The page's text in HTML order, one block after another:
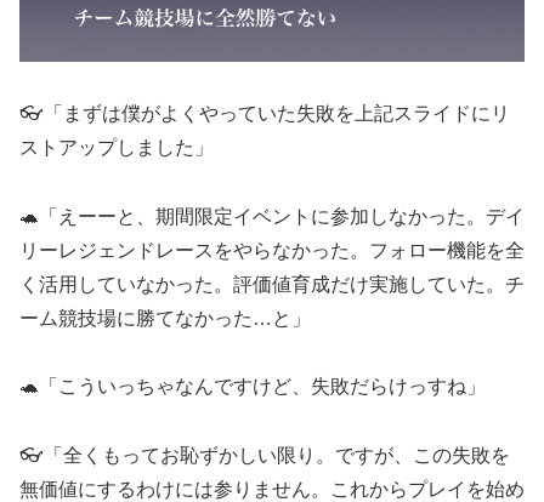
👓「まずは僕がよくやっていた失敗を上記スライドにリ
ストアップしました」
🐢「えーーと、期間限定イベントに参加しなかった。デイ
リーレジェンドレースをやらなかった。フォロー機能を全
く活用していなかった。評価値育成だけ実施していた。チ
ーム競技場に勝てなかった…と」
🐢「こういっちゃなんですけど、失敗だらけっすね」
👓「全くもってお恥ずかしい限り。ですが、この失敗を
無価値にするわけには参りません。これからプレイを始め